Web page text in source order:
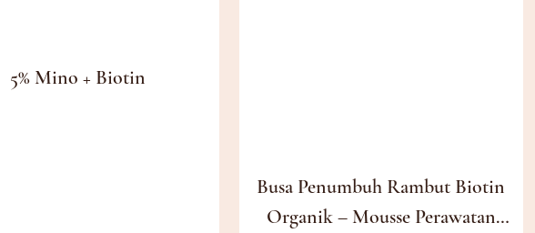
5% Mino + Biotin
Busa Penumbuh Rambut Biotin
Organik – Mousse Perawatan